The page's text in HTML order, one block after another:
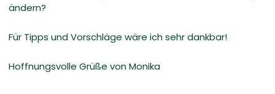
ändern?
Für Tipps und Vorschläge wäre ich sehr dankbar!
Hoffnungsvolle Grüße von Monika